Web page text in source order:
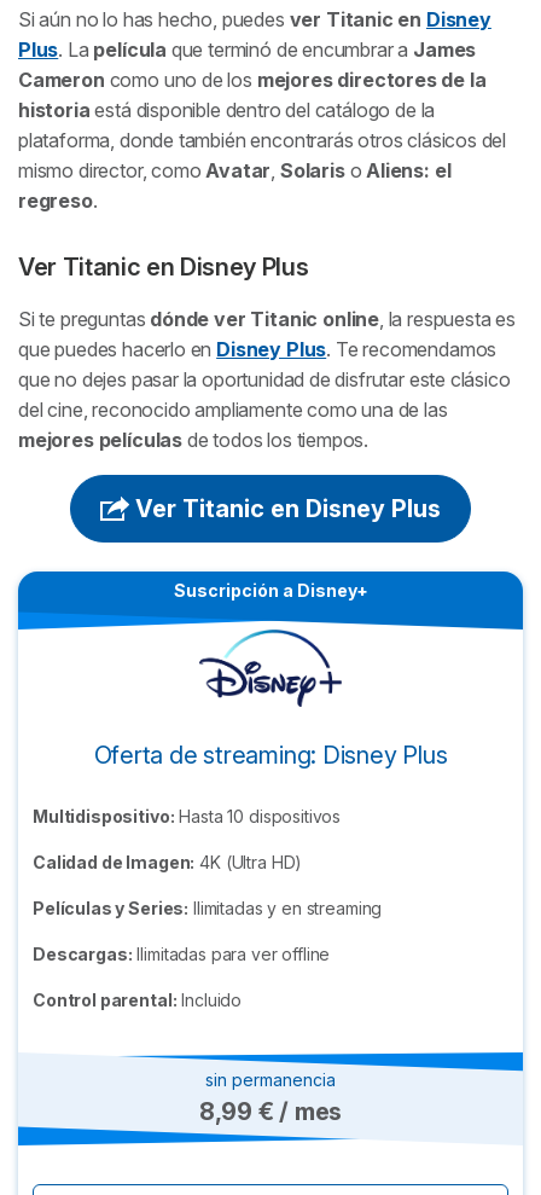
Si aún no lo has hecho, puedes ver Titanic en Disney
Plus. La película que terminó de encumbrar a James
Cameron como uno de los mejores directores de la
historia está disponible dentro del catálogo de la
plataforma, donde también encontrarás otros clásicos del
mismo director, comoAvatar, SolarisoAliens: el
regreso.
Ver Titanic en Disney Plus
Si te preguntas dónde ver Titanic online , la respuesta es
que puedes hacerlo en Disney Plus. Te recomendamos
que no dejes pasar la oportunidad de disfrutar este clásico
del cine, reconocido ampliamente como una de las
mejores películas de todos los tiempos.
Ver Titanic en Disney Plus
Suscripción a Disney+
Oferta de streaming: Disney Plus
Multidispositivo: Hasta 10 dispositivos
Calidad de Imagen: 4K (Ultra HD)
Películas y Series: Ilimitadas y en streaming
Descargas: Ilimitadas para ver offline
Control parental: Incluido
sin permanencia
8,99 € / mes